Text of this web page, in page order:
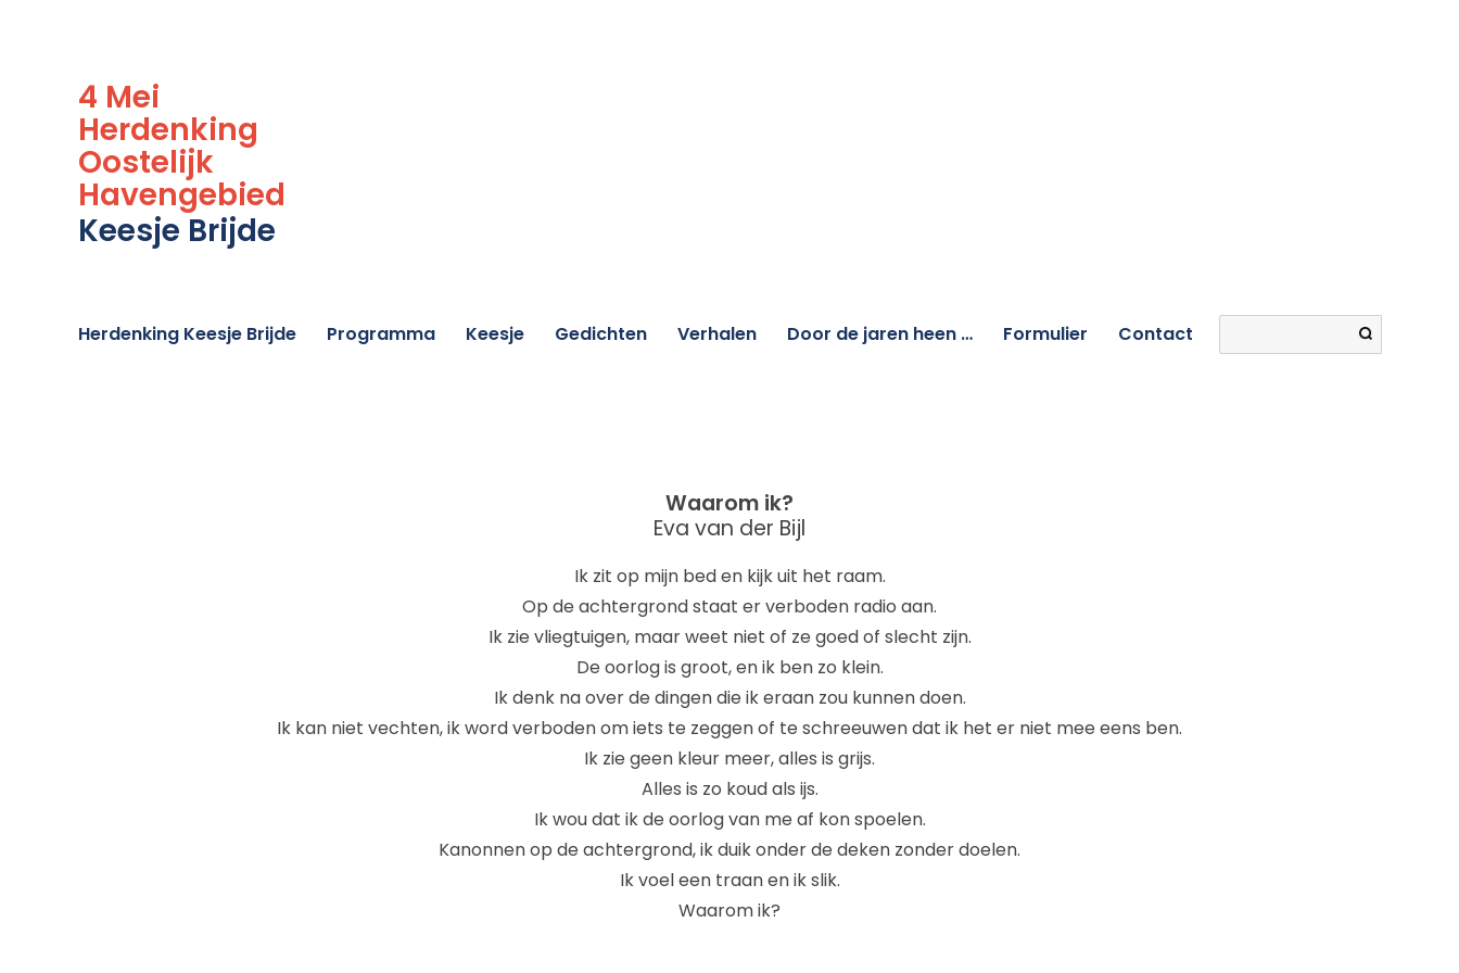
4 Mei
Herdenking
Oostelijk
Havengebied
Keesje Brijde
Herdenking Keesje Brijde Programma Keesje Gedichten Verhalen Door de jaren heen … Formulier Contact
Waarom ik?
Eva van der Bijl
Ik zit op mijn bed en kijk uit het raam.
Op de achtergrond staat er verboden radio aan.
Ik zie vliegtuigen, maar weet niet of ze goed of slecht zijn.
De oorlog is groot, en ik ben zo klein.
Ik denk na over de dingen die ik eraan zou kunnen doen.
Ik kan niet vechten, ik word verboden om iets te zeggen of te schreeuwen dat ik het er niet mee eens ben.
Ik zie geen kleur meer, alles is grijs.
Alles is zo koud als ijs.
Ik wou dat ik de oorlog van me af kon spoelen.
Kanonnen op de achtergrond, ik duik onder de deken zonder doelen.
Ik voel een traan en ik slik.
Waarom ik?